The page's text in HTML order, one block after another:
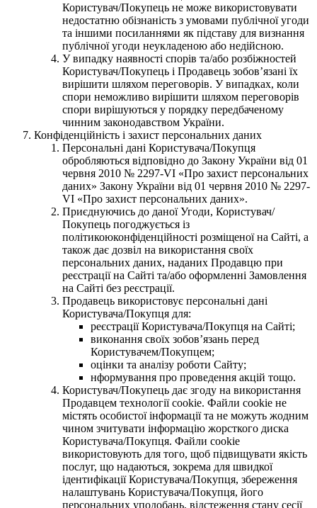
Користувач/Покупець не може використовувати
недостатню обізнаність з умовами публічної угоди
та іншими посиланнями як підставу для визнання
публічної угоди неукладеною або недійсною.
У випадку наявності спорів та/або розбіжностей
Користувач/Покупець і Продавець зобов’язані їх
вирішити шляхом переговорів. У випадках, коли
спори неможливо вирішити шляхом переговорів
спори вирішуються у порядку передбаченому
чинним законодавством України.
Конфіденційність і захист персональних даних
Персональні дані Користувача/Покупця
обробляються відповідно до Закону України від 01
червня 2010 № 2297-VI «Про захист персональних
даних» Закону України від 01 червня 2010 № 2297-
VI «Про захист персональних даних».
Приєднуючись до даної Угоди, Користувач/
Покупець погоджується із
політикоюконфіденційності розміщеної на Сайті, а
також дає дозвіл на використання своїх
персональних даних, наданих Продавцю при
реєстрації на Сайті та/або оформленні Замовлення
на Сайті без реєстрації.
Продавець використовує персональні дані
Користувача/Покупця для:
реєстрації Користувача/Покупця на Сайті;
виконання своїх зобов’язань перед
Користувачем/Покупцем;
оцінки та аналізу роботи Сайту;
нформування про проведення акцій тощо.
Користувач/Покупець дає згоду на використання
Продавцем технології cookie. Файли cookie не
містять особистої інформації та не можуть жодним
чином зчитувати інформацію жорсткого диска
Користувача/Покупця. Файли cookie
використовують для того, щоб підвищувати якість
послуг, що надаються, зокрема для швидкої
ідентифікації Користувача/Покупця, збереження
налаштувань Користувача/Покупця, його
персональних уподобань, відстеження стану сесії